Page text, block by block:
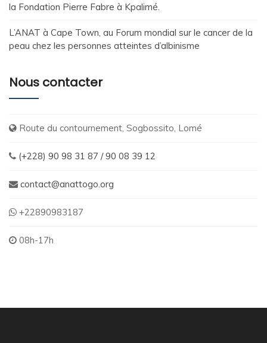
la Fondation Pierre Fabre à Kpalimé.
L’ANAT à Cape Town, au Forum mondial sur le cancer de la
peau chez les personnes atteintes d’albinisme
Nous contacter
Route du contournement, Sogbossito, Lomé
(+228) 90 98 31 87 / 90 08 39 12
contact@anattogo.org
+22890983187
08h-17h